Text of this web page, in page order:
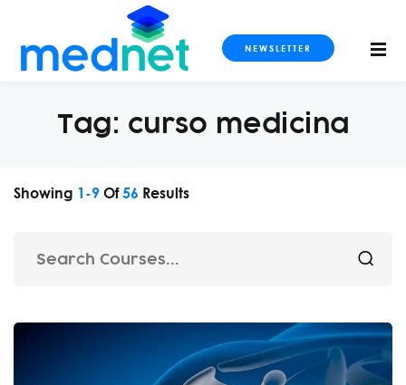
NEWSLETTER
CURSOS
Tag: curso medicina
Showing 1 -9 Of56 Results